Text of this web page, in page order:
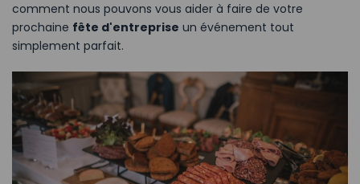
comment nous pouvons vous aider à faire de votre
prochaine fête d'entreprise un événement tout
simplement parfait.